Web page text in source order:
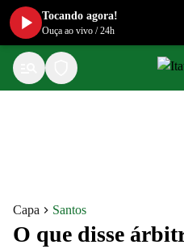
Capa Santos
O que disse
Tocando agora!
Ouça ao vivo /24h